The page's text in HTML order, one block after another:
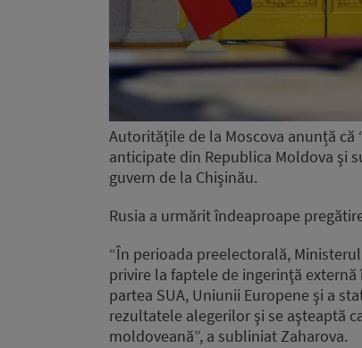
Autoritățile de la Moscova anunță
anticipate din Republica Moldova şi
guvern de la Chişinău.
Rusia a urmărit îndeaproape
“În perioada preelectorală,
privire la faptele de ingerinţă
partea SUA, Uniunii Europene şi a
rezultatele alegerilor şi se aşteaptă
moldoveană”, a subliniat Zaharova.